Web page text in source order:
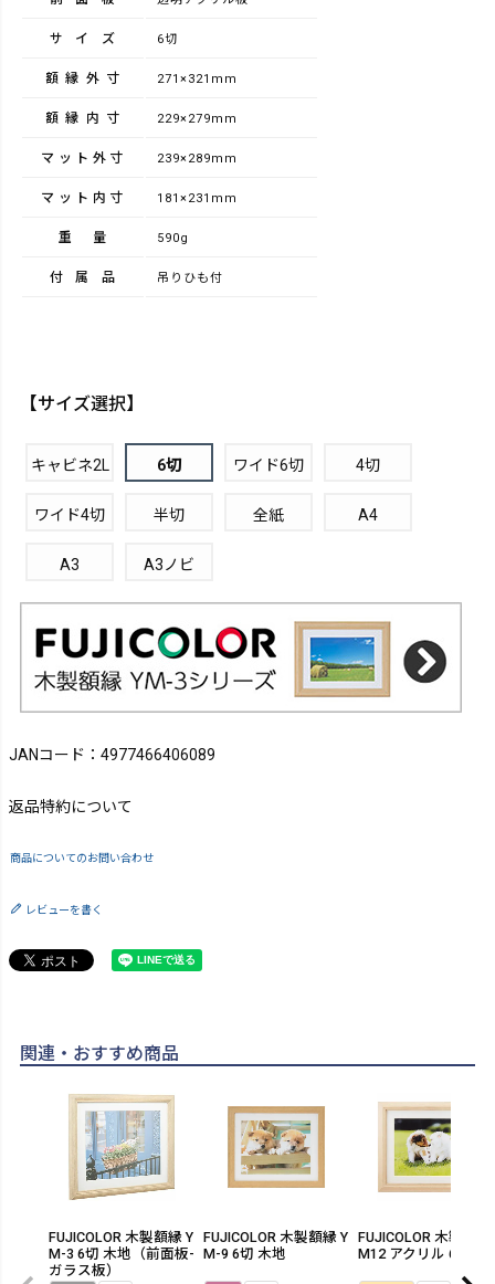
サイズ 6切
額縁外寸 271×321mm
額縁内寸 229×279mm
マット外寸 239×289mm
マット内寸 181×231mm
重量 590g
付属品 吊りひも付
【サイズ選択】
キャビネ2L 6切 ワイド6切 4切
ワイド4切 半切 全紙 A4
A3 A3ノビ
JANコード：4977466406089
返品特約について
商品についてのお問い合わせ
レビューを書く
関連・おすすめ商品
FUJICOLOR 木製額縁 Y
M-3 6切 木地（前面板-
ガラス板）
FUJICOLOR 木製額縁 Y
M-9 6切 木地
FUJICOLOR 木製額縁
M12 アクリル 6切